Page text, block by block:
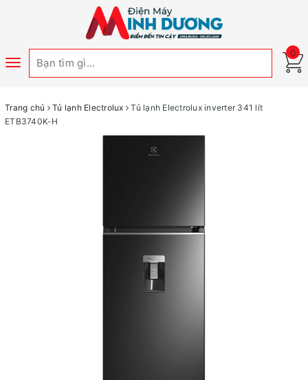
Toggle
0
Trang chủ Tủ lạnh Electrolux
Tủ lạnh Electrolux inverter 341 lít
ETB3740K-H